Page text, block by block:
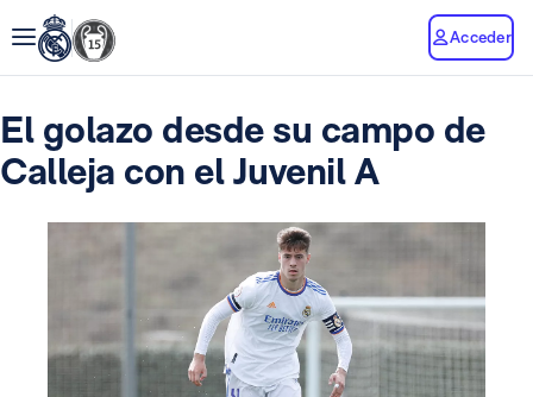
Acceder
El golazo desde su campo de
Calleja con el Juvenil A